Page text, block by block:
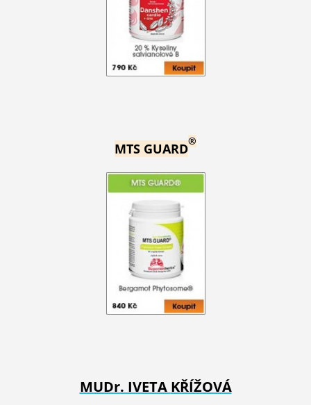
MTS GUARD®
MUDr. IVETA KŘÍŽOVÁ